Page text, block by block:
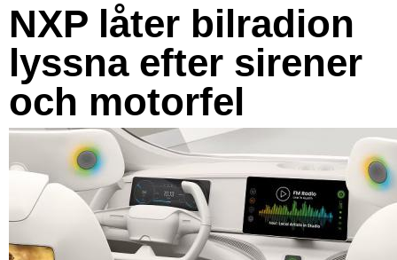
NXP låter bilradion
lyssna efter sirener
och motorfel